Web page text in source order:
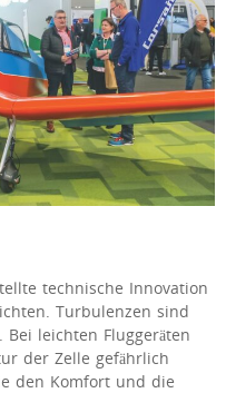
technische Innovation
Turbulenzen sind
Bei leichten Fluggeräten
der Zelle gefährlich
den Komfort und die